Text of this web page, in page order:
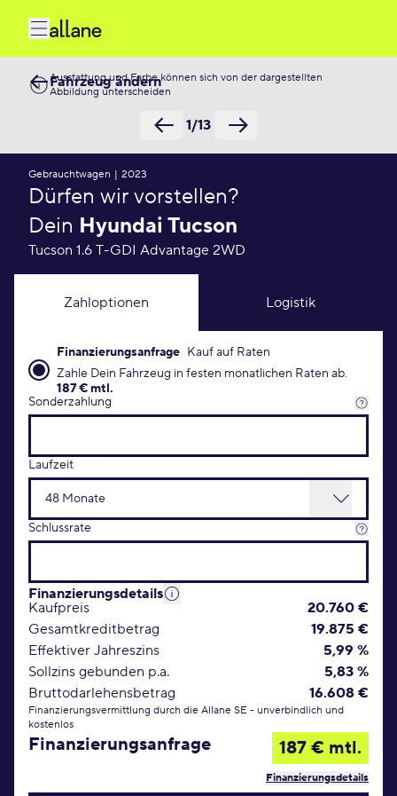
Ausstattung und Farbe können sich von der dargestellten
Abbildung unterscheiden
1/13
Fahrzeug ändern
Gebrauchtwagen | 2023
Dürfen wir vorstellen?
Dein Hyundai Tucson
Tucson 1.6 T-GDI Advantage 2WD
Zahloptionen Logistik
Finanzierungsanfrage Konditionen
Finanzierungsanfrage Kauf auf Raten
Zahle Dein Fahrzeug in festen monatlichen Raten ab.
187 € mtl.
Sonderzahlung
Laufzeit
Schlussrate
Finanzierungsdetails
Kaufpreis
20.760 €
Gesamtkreditbetrag
19.875 €
Effektiver Jahreszins
5,99 %
Sollzins gebunden p.a.
5,83 %
Bruttodarlehensbetrag
16.608 €
Finanzierungsvermittlung durch die Allane SE - unverbindlich und
kostenlos
Finanzierungsanfrage 187 € mtl.
Finanzierungsdetails